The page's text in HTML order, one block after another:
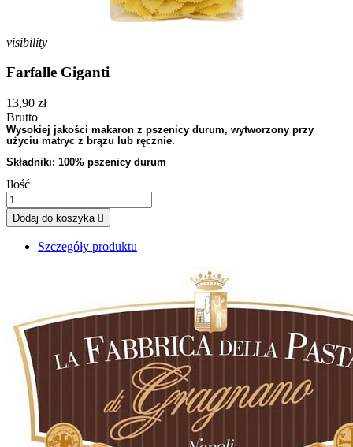
visibility
Farfalle Giganti
13,90 zł
Brutto
Wysokiej jakości makaron z pszenicy durum, wytworzony przy
użyciu matryc z brązu lub ręcznie.
Składniki: 100% pszenicy durum
Ilość
Dodaj do koszyka 
Szczegóły produktu